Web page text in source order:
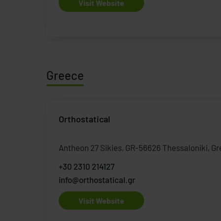
Visit Website
Greece
Orthostatical
Antheon 27 Sikies, GR-56626 Thessaloniki,
+30 2310 214127
info@orthostatical.gr
Visit Website